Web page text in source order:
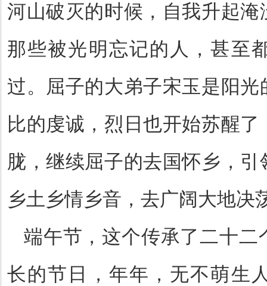
河山破灭的时候，自我升起
那些被光明忘记的人，甚至
过。屈子的大弟子宋玉是阳
比的虔诚，烈日也开始苏醒
胧，继续屈子的去国怀乡，
乡土乡情乡音，去广阔大地决
端午节，这个传承了二十二
长的节日，年年，无不萌生